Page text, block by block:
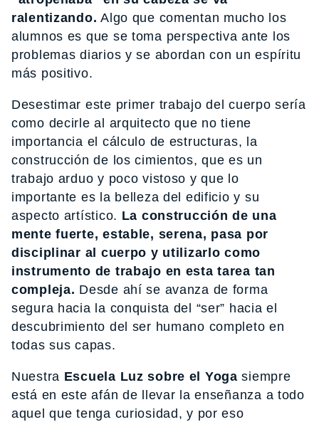
ralentizando. Algo que comentan mucho los
alumnos es que se toma perspectiva ante los
problemas diarios y se abordan con un espíritu
más positivo.
Desestimar este primer trabajo del cuerpo sería
como decirle al arquitecto que no tiene
importancia el cálculo de estructuras, la
construcción de los cimientos, que es un
trabajo arduo y poco vistoso y que lo
importante es la belleza del edificio y su
aspecto artístico. La construcción de una
mente fuerte, estable, serena, pasa por
disciplinar al cuerpo y utilizarlo como
instrumento de trabajo en esta tarea tan
compleja. Desde ahí se avanza de forma
segura hacia la conquista del “ser” hacia el
descubrimiento del ser humano completo en
todas sus capas.
Nuestra Escuela Luz sobre el Yoga siempre
está en este afán de llevar la enseñanza a todo
aquel que tenga curiosidad, y por eso